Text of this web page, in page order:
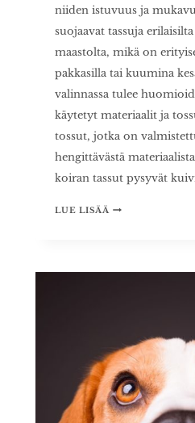
niiden istuvuus ja
suojaavat tassuja
maastolta, mikä on
pakkasilla tai kuumina
valinnassa tulee
käytetyt materiaalit ja
tossut, jotka on
hengittävästä
koiran tassut pysyvät
LUE LISÄÄ VINKIT
–